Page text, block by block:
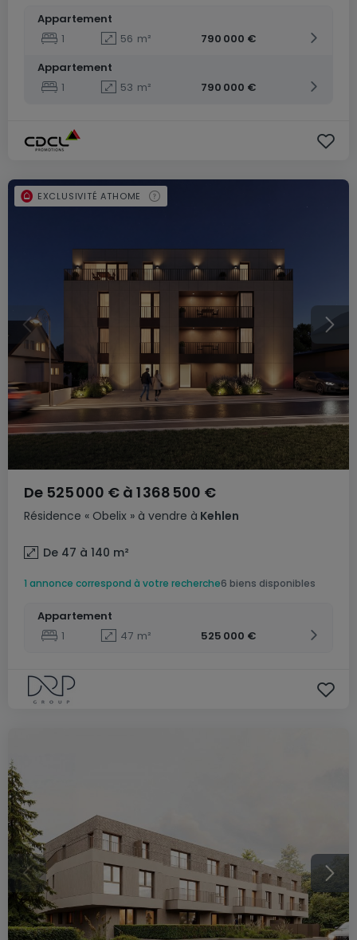
Appartement
1
56 m²
790 000 €
Appartement
1
53 m² 790 000 €
Résidence « Obelix » à vendre à Kehlen
De 525 000 € à 1 368 500 €
De 47 à 140 m²
EXCLUSIVITÉ ATHOME
1 annonce correspond à votre recherche6 biens disponibles
Appartement
1
47 m² 525 000 €